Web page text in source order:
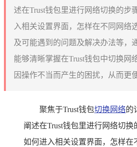
述在Trust钱包里进行网络切换的步
入相关设置界面，怎样在不同网络
及可能遇到的问题及解决办法等，
能够清晰掌握在Trust钱包中切换网
因操作不当而产生的困扰，从而更
聚焦于Trust钱包切换网络的
阐述在Trust钱包里进行网络切换
如何进入相关设置界面，怎样在